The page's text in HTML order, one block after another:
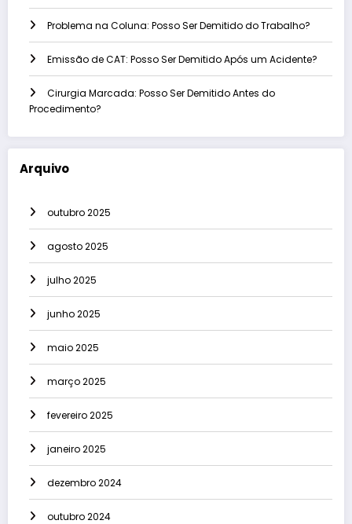
Problema na Coluna: Posso Ser Demitido do Trabalho?
Emissão de CAT: Posso Ser Demitido Após um Acidente?
Cirurgia Marcada: Posso Ser Demitido Antes do
Procedimento?
Arquivo
outubro 2025
agosto 2025
julho 2025
junho 2025
maio 2025
março 2025
fevereiro 2025
janeiro 2025
dezembro 2024
outubro 2024